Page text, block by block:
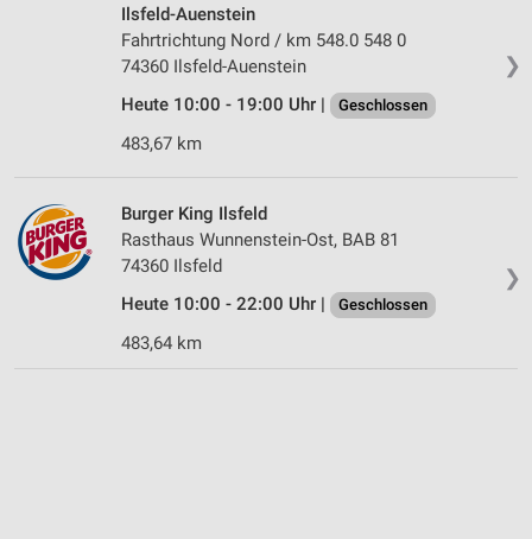
❯
Ilsfeld-Auenstein
Fahrtrichtung Nord / km 548.0 548 0
74360 Ilsfeld-Auenstein
Heute 10:00 - 19:00 Uhr |
Geschlossen
483,67 km
❯
Burger King Ilsfeld
Rasthaus Wunnenstein-Ost, BAB 81
74360 Ilsfeld
Heute 10:00 - 22:00 Uhr |
Geschlossen
483,64 km